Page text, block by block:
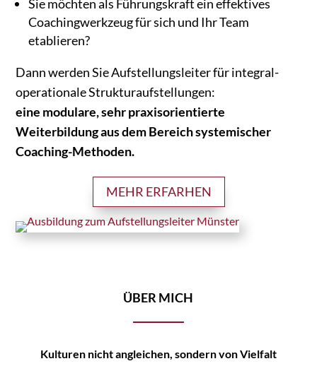
Sie möchten als Führungskraft ein effektives
Coachingwerkzeug für sich und Ihr Team
etablieren?
Dann werden Sie Aufstellungsleiter für integral-
operationale Strukturaufstellungen:
eine modulare, sehr praxisorientierte
Weiterbildung aus dem Bereich systemischer
Coaching-Methoden.
MEHR ERFARHEN
ÜBER MICH
Kulturen nicht angleichen, sondern von Vielfalt